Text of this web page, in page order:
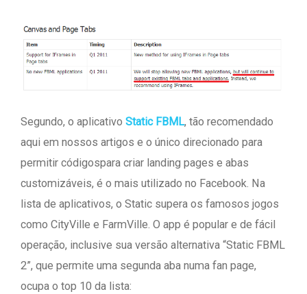
Segundo, o aplicativo Static FBML, tão recomendado
aqui em nossos artigos e o único direcionado para
permitir códigospara criar landing pages e abas
customizáveis, é o mais utilizado no Facebook. Na
lista de aplicativos, o Static supera os famosos jogos
como CityVille e FarmVille. O app é popular e de fácil
operação, inclusive sua versão alternativa “Static FBML
2”, que permite uma segunda aba numa fan page,
ocupa o top 10 da lista: